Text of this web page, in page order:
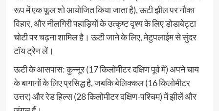
रूप में एक फूल शो आयोजित किया जाता है), ऊटी झील पर नौका
विहार, और नीलगिरी पहाड़ियों के उत्कृष्ट दृश्य के लिए डोडाबेट्टा
चोटी पर चढ़ना शामिल है। ऊटी जाने के लिए, मेटुपलाईम से सुंदर
टॉय ट्रेन लें।
ऊटी के आसपास: कुन्नूर (17 किलोमीटर दक्षिण पूर्व में) अपने चाय
के बागानों के लिए प्रसिद्ध है, जबकि बेलिक्कल (16 किलोमीटर
उत्तर) और रेड हिल्स (28 किलोमीटर दक्षिण-पश्चिम) में झीलें और